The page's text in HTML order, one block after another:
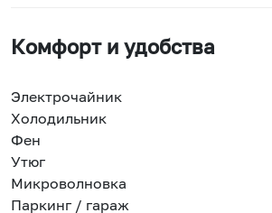
Комфорт и удобства
Электрочайник
Холодильник
Фен
Утюг
Микроволновка
Паркинг / гараж